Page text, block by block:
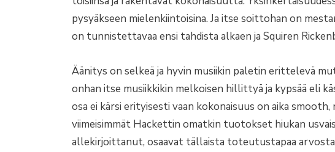
pysyäkseen mielenkiintoisina. Ja itse soittohan on
on tunnistettavaa ensi tahdista alkaen ja Squiren
Äänitys on selkeä ja hyvin musiikin paletin erittelevä
onhan itse musiikkikin melkoisen hillittyä ja kypsää eli
osa ei kärsi erityisesti vaan kokonaisuus on aika
viimeisimmät Hackettin omatkin tuotokset hiukan
allekirjoittanut, osaavat tällaista toteutustapaa